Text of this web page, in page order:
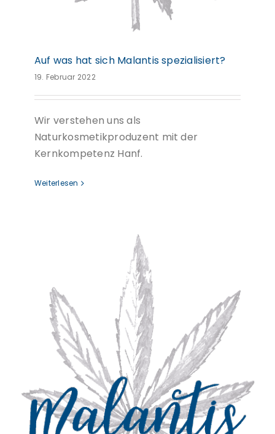
Auf was hat sich Malantis spezialisiert?
19. Februar 2022
Wir verstehen uns als
Naturkosmetikproduzent mit der
Kernkompetenz Hanf.
Weiterlesen
Was bedeutet Malantis?